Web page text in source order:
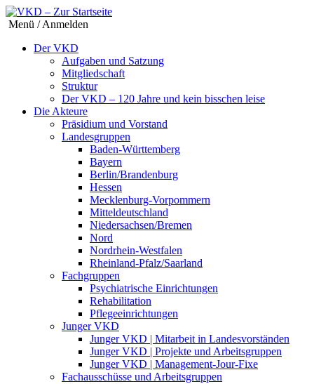
Menü / Anmelden
Der VKD
Aufgaben und Satzung
Mitgliedschaft
Struktur
Der VKD – 120 Jahre und kein bisschen leise
Die Akteure
Präsidium und Vorstand
Landesgruppen
Baden-Württemberg
Bayern
Berlin/Brandenburg
Hessen
Mecklenburg-Vorpommern
Mitteldeutschland
Niedersachsen/Bremen
Nord
Nordrhein-Westfalen
Rheinland-Pfalz/Saarland
Fachgruppen
Psychiatrische Einrichtungen
Rehabilitation
Pflegeeinrichtungen
Junger VKD
Junger VKD | Mitarbeit in Landesvorständen
Junger VKD | Projekte und Arbeitsgruppen
Junger VKD | Management-Jour-Fixe
Fachausschüsse und Arbeitsgruppen